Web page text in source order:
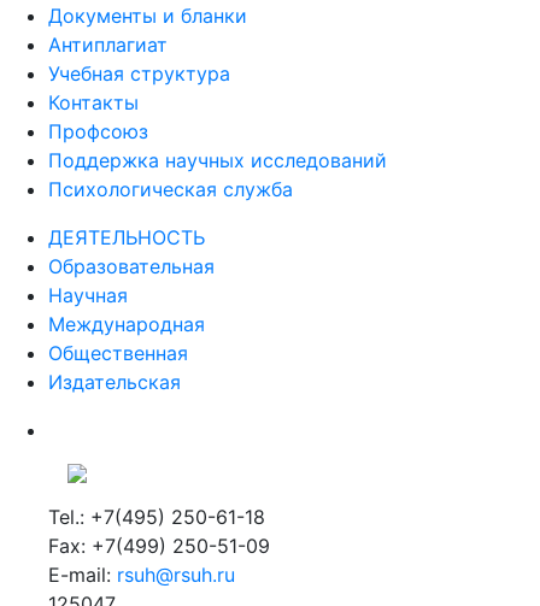
Расписание занятий
Документы и бланки
Антиплагиат
Учебная структура
Контакты
Профсоюз
Поддержка научных исследований
ДЕЯТЕЛЬНОСТЬ
Образовательная
Научная
Международная
Общественная
Tel.: +7(495) 250-61-18
Fax: +7(499) 250-51-09